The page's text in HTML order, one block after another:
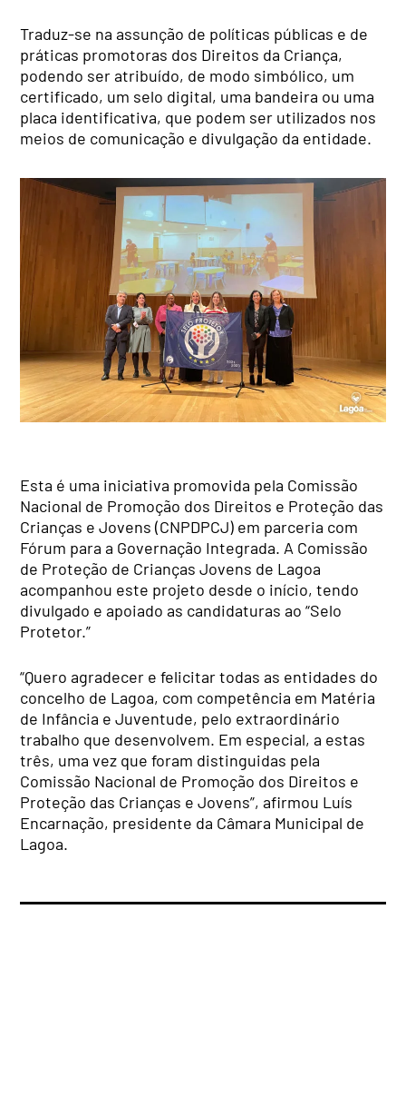
Traduz-se na assunção de políticas públicas e de
práticas promotoras dos Direitos da Criança,
podendo ser atribuído, de modo simbólico, um
certificado, um selo digital, uma bandeira ou uma
placa identificativa, que podem ser utilizados nos
meios de comunicação e divulgação da entidade.
Esta é uma iniciativa promovida pela Comissão
Nacional de Promoção dos Direitos e Proteção das
Crianças e Jovens (CNPDPCJ) em parceria com
Fórum para a Governação Integrada. A Comissão
de Proteção de Crianças Jovens de Lagoa
acompanhou este projeto desde o início, tendo
divulgado e apoiado as candidaturas ao “Selo
Protetor.”
“Quero agradecer e felicitar todas as entidades do
concelho de Lagoa, com competência em Matéria
de Infância e Juventude, pelo extraordinário
trabalho que desenvolvem. Em especial, a estas
três, uma vez que foram distinguidas pela
Comissão Nacional de Promoção dos Direitos e
Proteção das Crianças e Jovens”, afirmou Luís
Encarnação, presidente da Câmara Municipal de
Lagoa.